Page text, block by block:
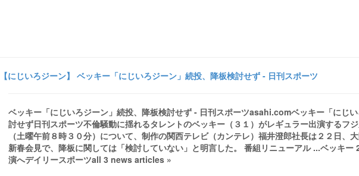
【にじいろジーン】 ベッキー「にじいろジーン」続投、降板検討せず - 日刊スポーツ
ベッキー「にじいろジーン」続投、降板検討せず - 日刊スポーツasahi.comベッキー「にじ
討せず日刊スポーツ不倫騒動に揺れるタレントのベッキー（３１）がレギュラー出演するフジ
（土曜午前８時３０分）について、制作の関西テレビ（カンテレ）福井澄郎社長は２２日、
新春会見で、降板に関しては「検討していない」と明言した。 番組リニューアル ...ベッキー
演へデイリースポーツall 3 news articles »